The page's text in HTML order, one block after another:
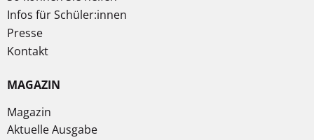
Infos für Schüler:innen
Presse
Kontakt
MAGAZIN
Magazin
Aktuelle Ausgabe